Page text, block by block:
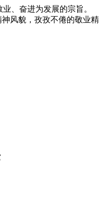
、奋进为发展的宗旨。
风貌，孜孜不倦的敬业精